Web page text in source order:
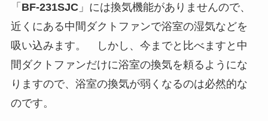
「 BF-231SJC」には換気機能がありませんので、
近くにある中間ダクトファンで浴室の湿気などを
吸い込みます。 しかし、今までと比べますと中
間ダクトファンだけに浴室の換気を頼るようにな
りますので、浴室の換気が弱くなるのは必然的な
のです。